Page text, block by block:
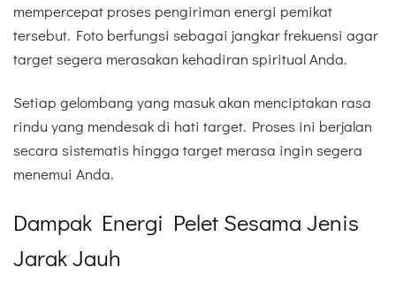
mempercepat proses pengiriman energi pemikat
tersebut. Foto berfungsi sebagai jangkar frekuensi agar
target segera merasakan kehadiran spiritual Anda.
Setiap gelombang yang masuk akan menciptakan rasa
rindu yang mendesak di hati target. Proses ini berjalan
secara sistematis hingga target merasa ingin segera
menemui Anda.
Dampak Energi Pelet Sesama Jenis
Jarak Jauh